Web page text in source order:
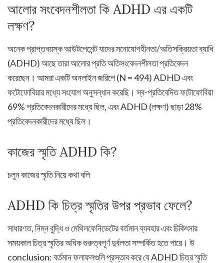
আলোর সংবেদনশীলতা কি ADHD এর একটি
লক্ষণ?
অনেক প্রাপ্তবয়স্ক আউটপেশেন্ট যাদের মনোযোগহীনতা/অতিসক্রিয়তা ব্যাধি
(ADHD) আছে তারা আলোর প্রতি অতিসংবেদনশীলতা প্রতিবেদন
করেছেন। আমরা একটি অনলাইন জরিপে (N = 494) ADHD এবং
ফটোফোবিয়ার মধ্যে সংযোগ অনুসন্ধান করেছি। স্ব-প্রতিবেদিত ফটোফোবিয়া
69% প্রতিবেদনকারীদের মধ্যে ছিল, এবং ADHD (লক্ষণ) ছাড়া 28%
প্রতিবেদনকারীদের মধ্যে ছিল।
কাজের স্মৃতি ADHD কি?
চলুন কাজের স্মৃতি নিয়ে কথা বলি
ADHD কি চিত্র স্মৃতির উপর প্রভাব ফেলে?
সাধারণত, নিম্ন বুদ্ধি ও মেথিলফেনিডেটের বর্তমান ব্যবহার এবং চিকিৎসার
সময়কাল চিত্র স্মৃতির অধিক গুরুত্বপূর্ণ দুর্বলতা সম্পর্কিত হতে পারে। উ
conclusion: বর্তমান ফলাফলগুলি প্রস্তাব করে যে ADHD চিত্র স্মৃতি